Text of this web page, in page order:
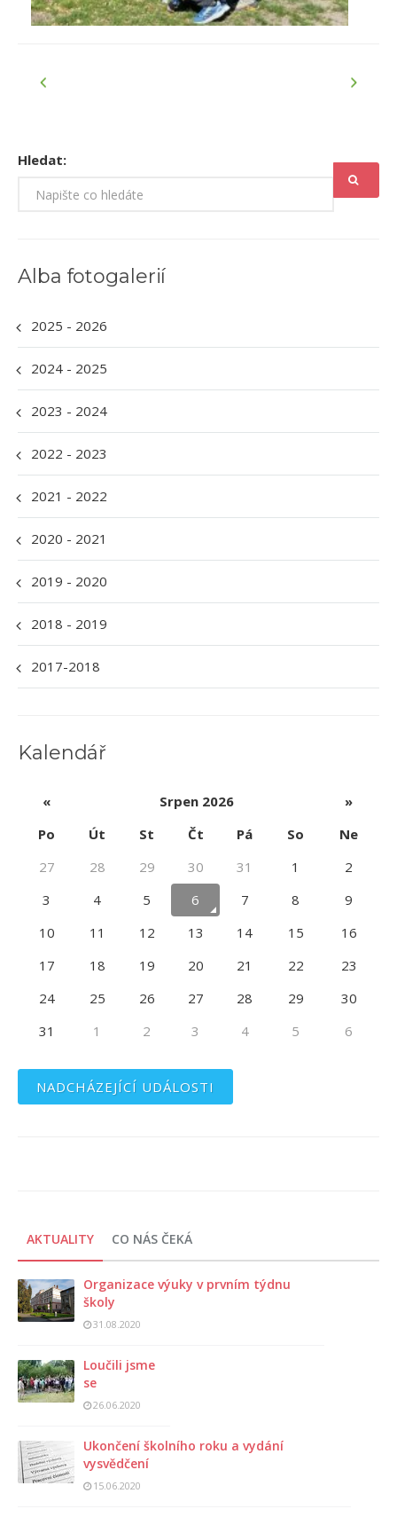
Hledat:
Alba fotogalerií
2025 - 2026
2024 - 2025
2023 - 2024
2022 - 2023
2021 - 2022
2020 - 2021
2019 - 2020
2018 - 2019
2017-2018
Kalendář
« Srpen 2026
»
Po
Út St Čt Pá So
Ne
27
28 29 30 31 1
2
3
4 5 6 7 8
9
10
11 12 13 14 15
16
17
18 19 20 21 22
23
24
25 26 27 28 29
30
31
1 2 3 4 5 6
NADCHÁZEJÍCÍ UDÁLOSTI
AKTUALITY CO NÁS ČEKÁ
Organizace výuky v prvním týdnu
školy
31.08.2020
Loučili jsme
se
26.06.2020
Ukončení školního roku a vydání
vysvědčení
15.06.2020